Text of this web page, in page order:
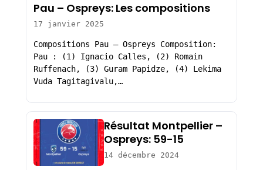
Pau – Ospreys: Les compositions
17 janvier 2025
Compositions Pau – Ospreys Composition:
Pau : (1) Ignacio Calles, (2) Romain
Ruffenach, (3) Guram Papidze, (4) Lekima
Vuda Tagitagivalu,…
Résultat Montpellier –
Ospreys: 59-15
14 décembre 2024